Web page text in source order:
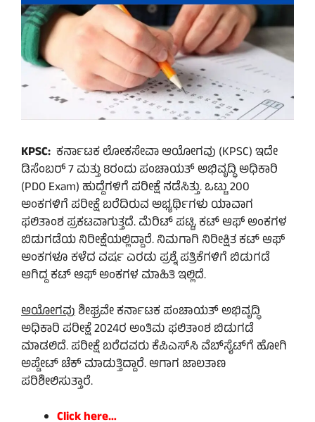
KPSC: ಕರ್ನಾಟಕ ಲೋಕಸೇವಾ ಆಯೋಗವು (KPSC) ಇದೇ
ಡಿಸೆಂಬರ್ 7 ಮತ್ತು 8ರಂದು ಪಂಚಾಯತ್ ಅಭಿವೃದ್ಧಿ ಅಧಿಕಾರಿ
(PDO Exam) ಹುದ್ದೆಗಳಿಗೆ ಪರೀಕ್ಷೆ ನಡೆಸಿತ್ತು. ಒಟ್ಟು 200
ಅಂಕಗಳಿಗೆ ಪರೀಕ್ಷೆ ಬರೆದಿರುವ ಅಭ್ಯರ್ಥಿಗಳು ಯಾವಾಗ
ಫಲಿತಾಂಶ ಪ್ರಕಟವಾಗುತ್ತದೆ. ಮೆರಿಟ್ ಪಟ್ಟಿ, ಕಟ್ ಆಫ್ ಅಂಕಗಳ
ಬಿಡುಗಡೆಯ ನಿರೀಕ್ಷೆಯಲ್ಲಿದ್ದಾರೆ. ನಿಮಗಾಗಿ ನಿರೀಕ್ಷಿತ ಕಟ್ ಆಫ್
ಅಂಕಗಳೂ ಕಳೆದ ವರ್ಷ ಎರಡು ಪ್ರಶ್ನೆ ಪತ್ರಿಕೆಗಳಿಗೆ ಬಿಡುಗಡೆ
ಆಗಿದ್ದ ಕಟ್ ಆಫ್ ಅಂಕಗಳ ಮಾಹಿತಿ ಇಲ್ಲಿದೆ.
ಆಯೋಗವುಶೀಘ್ರವೇ ಕರ್ನಾಟಕ ಪಂಚಾಯತ್ ಅಭಿವೃದ್ಧಿ
ಅಧಿಕಾರಿ ಪರೀಕ್ಷೆ 2024ರ ಅಂತಿಮ ಫಲಿತಾಂಶ ಬಿಡುಗಡೆ
ಮಾಡಲಿದೆ. ಪರೀಕ್ಷೆ ಬರೆದವರು ಕೆಪಿಎಸ್‌ಸಿ ವೆಬ್‌ಸೈಟ್‌ಗೆ ಹೋಗಿ
ಅಪ್ಡೇಟ್ ಚೆಕ್ ಮಾಡುತ್ತಿದ್ದಾರೆ. ಆಗಾಗ ಜಾಲತಾಣ
ಪರಿಶೀಲಿಸುತ್ತಾರೆ.
Click here…